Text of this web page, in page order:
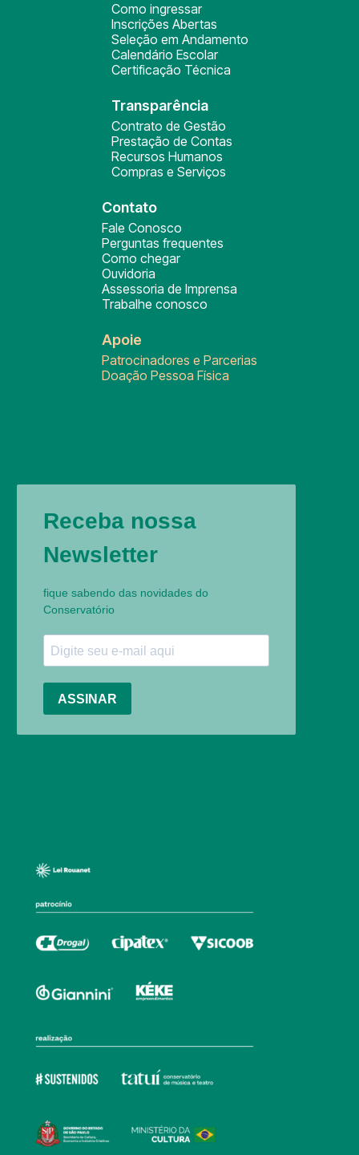
Como ingressar
Inscrições Abertas
Seleção em Andamento
Calendário Escolar
Certificação Técnica
Transparência
Contrato de Gestão
Prestação de Contas
Recursos Humanos
Compras e Serviços
Contato
Fale Conosco
Perguntas frequentes
Como chegar
Ouvidoria
Assessoria de Imprensa
Trabalhe conosco
Apoie
Patrocinadores e Parcerias
Doação Pessoa Física